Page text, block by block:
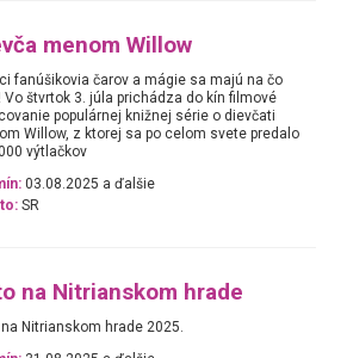
menom Willow
fanúšikovia čarov a mágie sa majú na čo
Vo štvrtok 3. júla prichádza do kín filmové
populárnej knižnej série o dievčati
Willow, z ktorej sa po celom svete predalo
výtlačkov
03.08.2025 a ďalšie
SR
na Nitrianskom hrade
Nitrianskom hrade 2025.